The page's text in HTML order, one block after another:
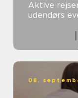
Aktive
udendørs
08.